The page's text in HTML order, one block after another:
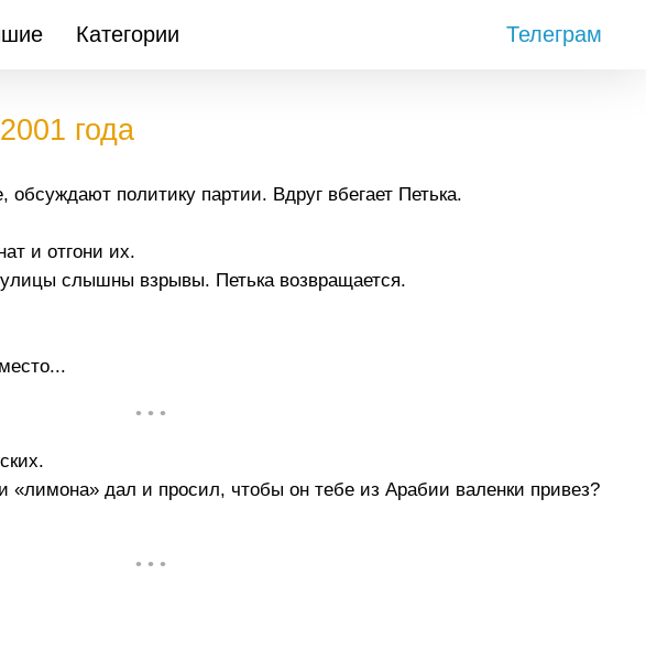
Категории Телеграм
года
политику партии. Вдруг вбегает Петька.
и отгони их.
улицы слышны взрывы. Петька возвращается.
• • •
дал и просил, чтобы он тебе из Арабии валенки привез?
• • •